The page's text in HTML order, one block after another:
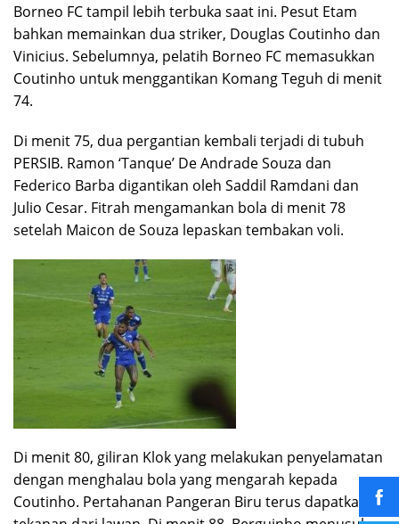
Borneo FC tampil lebih terbuka saat ini. Pesut Etam
bahkan memainkan dua striker, Douglas Coutinho dan
Vinicius. Sebelumnya, pelatih Borneo FC memasukkan
Coutinho untuk menggantikan Komang Teguh di menit
74.
Di menit 75, dua pergantian kembali terjadi di tubuh
PERSIB. Ramon ‘Tanque’ De Andrade Souza dan
Federico Barba digantikan oleh Saddil Ramdani dan
Julio Cesar. Fitrah mengamankan bola di menit 78
setelah Maicon de Souza lepaskan tembakan voli.
Di menit 80, giliran Klok yang melakukan penyelamatan
dengan menghalau bola yang mengarah kepada
Coutinho. Pertahanan Pangeran Biru terus dapatkan